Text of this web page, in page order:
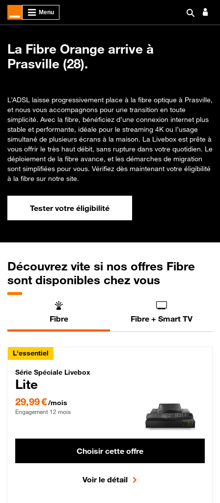
La Fibre Orange arrive à
Prasville (28).
L’ADSL laisse progressivement place à la fibre optique à Prasville,
et nous vous accompagnons pour une transition en toute
simplicité. Avec la fibre, bénéficiez d’une connexion internet plus
stable et performante, idéale pour le streaming 4K ou l’usage
simultané de plusieurs écrans à la maison. La Livebox est prête à
vous offrir le très haut débit, sans rupture dans votre quotidien. Le
déploiement de la fibre avance, et les démarches de migration
sont simplifiées pour vous. Vérifiez dès maintenant votre éligibilité
à la fibre sur notre site.
Tester votre éligibilité
Découvrez vite si nos offres Fibre
sont disponibles chez vous
Fibre Fibre + Smart TV
L'essentiel
Série Spéciale Livebox Lite Fibre
Série Spéciale Livebox
Lite
29,99 €/mois
Engagement 12 mois
Choisir cette offre
Voir le détail